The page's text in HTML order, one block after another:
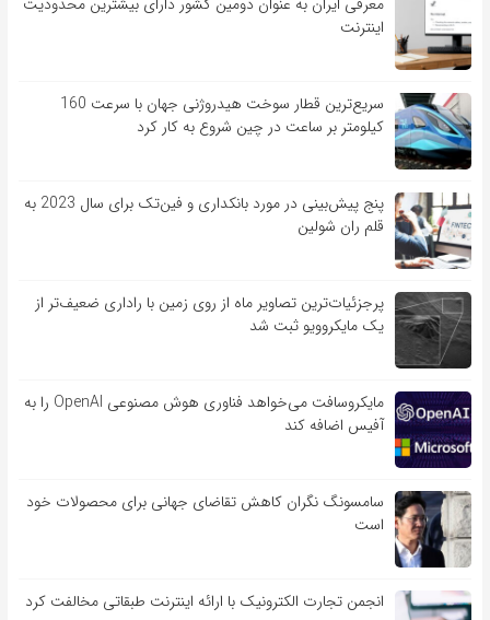
اینترنت
سریع‌ترین قطار سوخت هیدروژنی جهان با سرعت 160
کیلومتر بر ساعت در چین شروع به کار کرد
پنج پیش‌بینی در مورد بانکداری و فین‌تک برای سال 2023 به
قلم ران شولین
پرجزئیات‌ترین تصاویر ماه از روی زمین با راداری ضعیف‌تر از
یک مایکروویو ثبت شد
مایکروسافت می‌خواهد فناوری هوش مصنوعی OpenAI را به
آفیس اضافه کند
سامسونگ نگران کاهش تقاضای جهانی برای محصولات خود
است
انجمن تجارت الکترونیک با ارائه اینترنت طبقاتی مخالفت کرد